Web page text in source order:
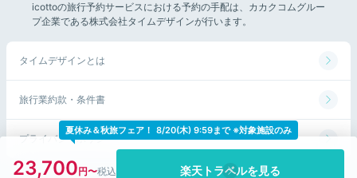
した。
23,700
夏休み＆秋旅フェア！ 8/20(木) 9:59まで ※対象施設のみ
楽天トラベルを見る
icottoの旅行予約サービスにおける予約の手配は、カカクコムグルー
プ企業である株式会社タイムデザインが行います。
タイムデザインとは
旅行業約款・条件書
プライバシーポリシー